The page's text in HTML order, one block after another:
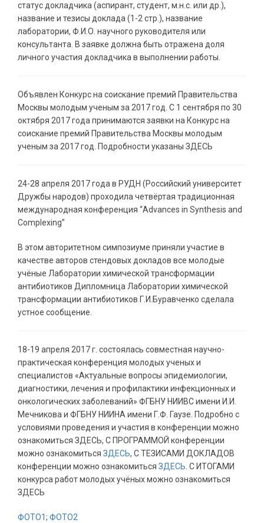
статус докладчика (аспирант, студент, м.н.с. или др.),
название и тезисы доклада (1-2 стр.), название
лаборатории, Ф.И.О. научного руководителя или
консультанта. В заявке должна быть отражена доля
личного участия докладчика в выполнении работы.
Объявлен Конкурс на соискание премий Правительства
Москвы молодым ученым за 2017 год. С 1 сентября по 30
октября 2017 года принимаются заявки на Конкурс на
соискание премий Правительства Москвы молодым
ученым за 2017 год. Подробности указаны ЗДЕСЬ
24-28 апреля 2017 года в РУДН (Российский университет
Дружбы народов) проходила четвёртая традиционная
международная конференция “Advances in Synthesis and
Complexing”
В этом авторитетном симпозиуме приняли участие в
качестве авторов стендовых докладов все молодые
учёные Лаборатории химической трансформации
антибиотиков Дипломница Лаборатории химической
трансформации антибиотиков Г.И.Буравченко сделала
устное сообщение.
18-19 апреля 2017 г. состоялась совместная научно-
практическая конференция молодых ученых и
специалистов «Актуальные вопросы эпидемиологии,
диагностики, лечения и профилактики инфекционных и
онкологических заболеваний» ФГБНУ НИИВС имени И.И.
Мечникова и ФГБНУ НИИНА имени Г.Ф. Гаузе. Подробно с
условиями проведения и участия в конференции можно
ознакомиться ЗДЕСЬ, С ПРОГРАММОЙ конференции
можно ознакомиться ЗДЕСЬ, С ТЕЗИСАМИ ДОКЛАДОВ
конференции можно ознакомиться ЗДЕСЬ . С ИТОГАМИ
конкурса работ молодых учёных можно ознакомиться
ЗДЕСЬ
ФОТО1; ФОТО2